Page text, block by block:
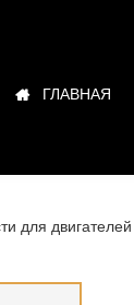
ГЛАВНАЯ
для двигателей